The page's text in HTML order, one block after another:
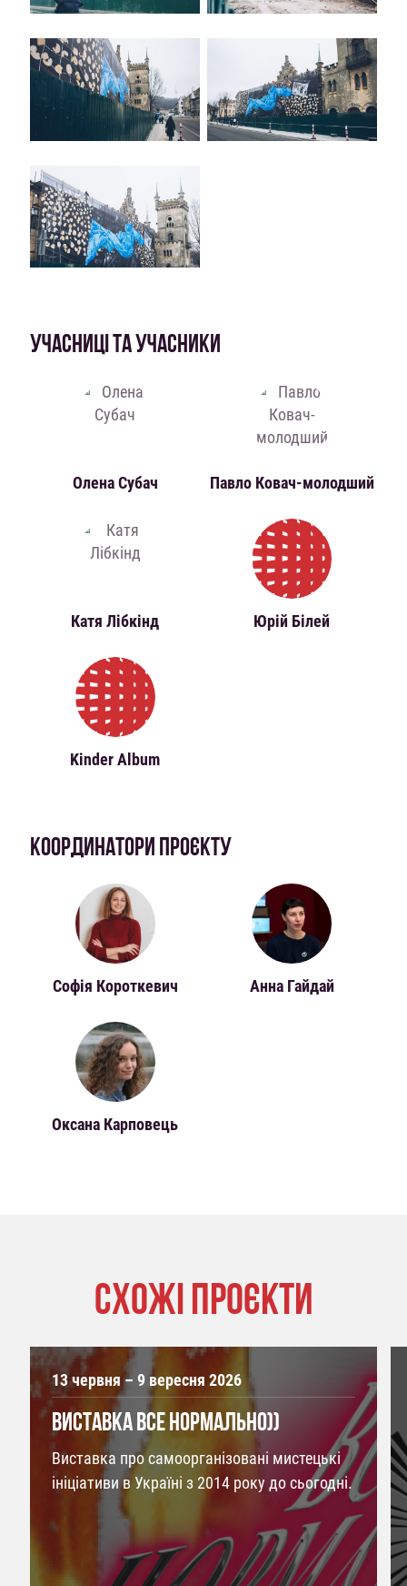
УЧАСНИЦІ ТА УЧАСНИКИ
Олена Субач Павло Ковач-молодший
Катя Лібкінд Юрій Білей
Kinder Album
КООРДИНАТОРИ ПРОЄКТУ
Софія Короткевич Анна Гайдай
Оксана Карповець
СХОЖІ ПРОЄКТИ
13 червня – 9 вересня 2026
ВИСТАВКА ВСЕ НОРМАЛЬНО))
Виставка про самоорганізовані мистецькі
ініціативи в Україні з 2014 року до сьогодні.